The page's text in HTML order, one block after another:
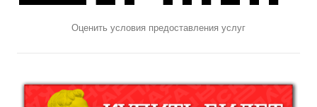
Оценить условия предоставления услуг